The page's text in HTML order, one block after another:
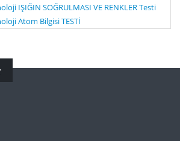
IŞIĞIN SOĞRULMASI VE RENKLER Testi
Atom Bilgisi TESTİ